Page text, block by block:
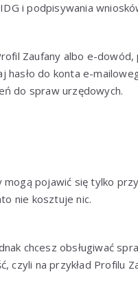
i podpisywania
Zaufany albo e-dowód,
hasło do konta e-
do spraw urzędowych.
mogą pojawić się tylko
nie kosztuje nic.
chcesz obsługiwać
na przykład Profilu